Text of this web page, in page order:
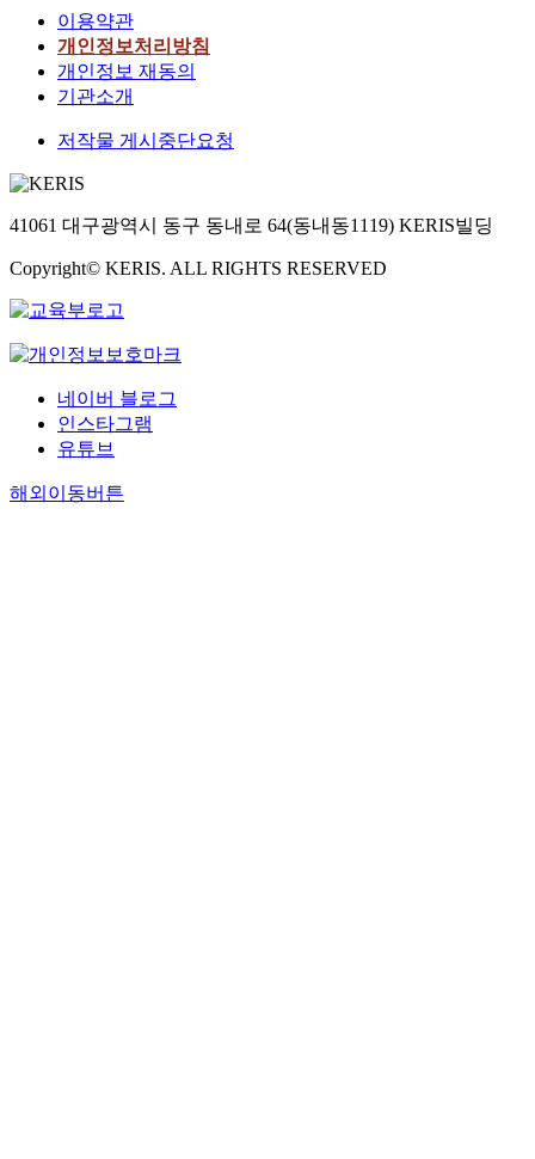
이용약관
개인정보처리방침
개인정보 재동의
기관소개
저작물 게시중단요청
41061 대구광역시 동구 동내로 64(동내동1119) KERIS빌딩
Copyright© KERIS. ALL RIGHTS RESERVED
네이버 블로그
인스타그램
유튜브
해외이동버튼